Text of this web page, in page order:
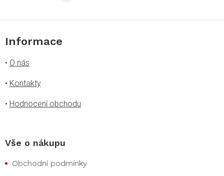
Informace
• O nás
• Kontakty
• Hodnocení obchodu
Vše o nákupu
Obchodní podmínky